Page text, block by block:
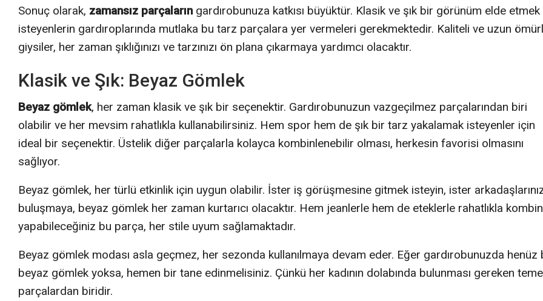
Sonuç olarak, zamansız parçaların gardırobunuza katkısı büyüktür. Klasik ve şık bir görünüm elde etmek
isteyenlerin gardıroplarında mutlaka bu tarz parçalara yer vermeleri gerekmektedir. Kaliteli ve uzun
giysiler, her zaman şıklığınızı ve tarzınızı ön plana çıkarmaya yardımcı olacaktır.
Klasik ve Şık: Beyaz Gömlek
Beyaz gömlek, her zaman klasik ve şık bir seçenektir. Gardırobunuzun vazgeçilmez parçalarından biri
olabilir ve her mevsim rahatlıkla kullanabilirsiniz. Hem spor hem de şık bir tarz yakalamak isteyenler için
ideal bir seçenektir. Üstelik diğer parçalarla kolayca kombinlenebilir olması, herkesin favorisi olmasını
sağlıyor.
Beyaz gömlek, her türlü etkinlik için uygun olabilir. İster iş görüşmesine gitmek isteyin, ister
buluşmaya, beyaz gömlek her zaman kurtarıcı olacaktır. Hem jeanlerle hem de eteklerle rahatlıkla kombin
yapabileceğiniz bu parça, her stile uyum sağlamaktadır.
Beyaz gömlek modası asla geçmez, her sezonda kullanılmaya devam eder. Eğer gardırobunuzda henüz
beyaz gömlek yoksa, hemen bir tane edinmelisiniz. Çünkü her kadının dolabında bulunması gereken
parçalardan biridir.